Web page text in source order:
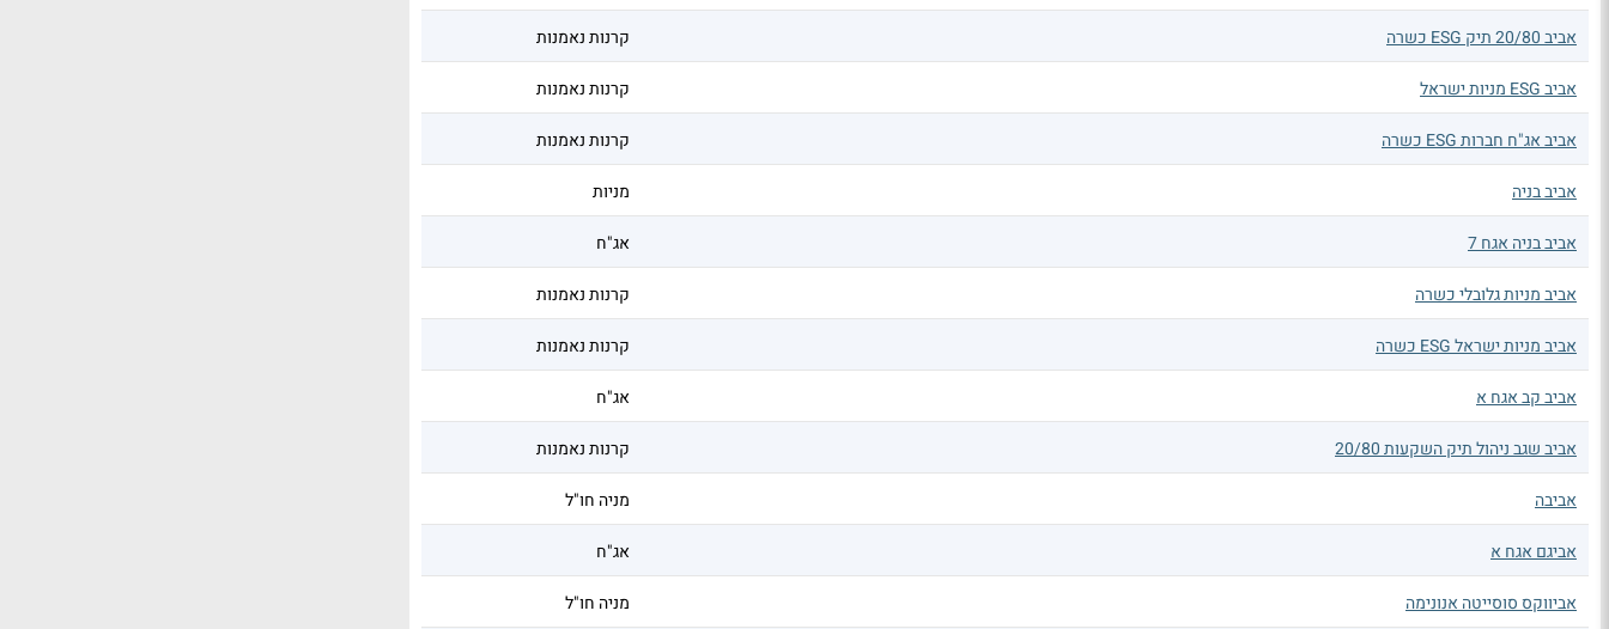
אביב 20/80 תיק ESG כשרה קרנות נאמנות
אביב ESG מניות ישראל קרנות נאמנות
אביב אג"ח חברות ESG כשרה קרנות נאמנות
אביב בניה מניות
אביב בניה אגח 7 אג"ח
אביב מניות גלובלי כשרה קרנות נאמנות
אביב מניות ישראל ESG כשרה קרנות נאמנות
אביב קב אגח א אג"ח
אביב שגב ניהול תיק השקעות 20/80 קרנות נאמנות
אביבה מניה חו"ל
אביגם אגח א אג"ח
אביווקס סוסייטה אנונימה מניה חו"ל